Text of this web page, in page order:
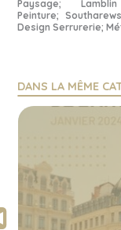
Paysage;
Peinture;
Design Serrurerie;
DANS LA MÊME